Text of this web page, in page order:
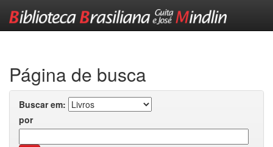
Página de busca
Buscar em:
por